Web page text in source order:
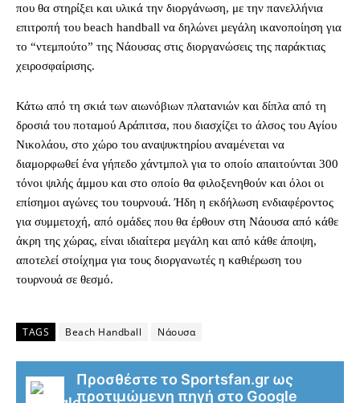
που θα στηρίξει και υλικά την διοργάνωση, με την πανελλήνια
επιτροπή του beach handball να δηλώνει μεγάλη ικανοποίηση για
το “ντεμπούτο” της Νάουσας στις διοργανώσεις της παράκτιας
χειροσφαίρισης.
Κάτω από τη σκιά των αιωνόβιων πλατανιών και δίπλα από τη
δροσιά του ποταμού Αράπιτσα, που διασχίζει το άλσος του Αγίου
Νικολάου, στο χώρο του αναψυκτηρίου αναμένεται να
διαμορφωθεί ένα γήπεδο χάντμπολ για το οποίο απαιτούνται 300
τόνοι ψιλής άμμου και στο οποίο θα φιλοξενηθούν και όλοι οι
επίσημοι αγώνες του τουρνουά. Ήδη η εκδήλωση ενδιαφέροντος
για συμμετοχή, από ομάδες που θα έρθουν στη Νάουσα από κάθε
άκρη της χώρας, είναι ιδιαίτερα μεγάλη και από κάθε άποψη,
αποτελεί στοίχημα για τους διοργανωτές η καθιέρωση του
τουρνουά σε θεσμό.
TAGS Beach Handball Νάουσα
Προσθέστε το Sportsfan.gr ως
προτιμώμενη πηγή στο Google